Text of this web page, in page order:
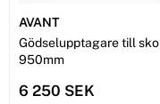
AVANT
Gödselupptagare till
950mm
6 250 SEK